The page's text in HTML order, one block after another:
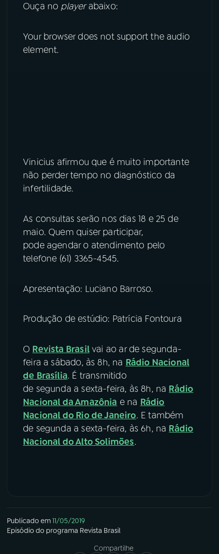
Ouça no playerabaixo:
Your browser does not support the audio
element.
Vinicius afirmou que é muito importante
não perder tempo no diagnóstico da
infertilidade.
As consultas serão nos dias 18 e 25 de
maio. Quem quiser participar,
pode agendar o atendimento pelo
telefone (61) 3365-4545.
Apresentação: Luciano Barroso.
Produção de estúdio: Patrícia Fontoura
O Revista Brasilvai ao ar de segunda-
feira a sábado, às 8h, na Rádio Nacional
de Brasília. É transmitido
de segunda a sexta-feira, às 8h, na Rádio
Nacional da Amazônia e na Rádio
Nacional do Rio de Janeiro. E também
de segunda a sexta-feira, às 6h, na Rádio
Nacional do Alto Solimões.
Publicado em11/05/2019
Episódio do programa Revista Brasil
Compartilhe